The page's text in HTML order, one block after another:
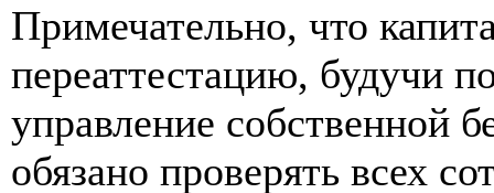
Примечательно, что
переаттестацию, будучи
управление собственной
обязано проверять всех